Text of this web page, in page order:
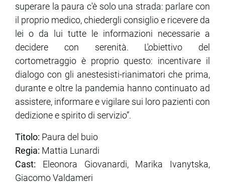
superare la paura c'è solo una strada: parlare con
il proprio medico, chiedergli consiglio e ricevere da
lei o da lui tutte le informazioni necessarie a
decidere con serenità. L'obiettivo del
cortometraggio è proprio questo: incentivare il
dialogo con gli anestesisti-rianimatori che prima,
durante e oltre la pandemia hanno continuato ad
assistere, informare e vigilare sui loro pazienti con
dedizione e spirito di servizio”.
Titolo: Paura del buio
Regia: Mattia Lunardi
Cast: Eleonora Giovanardi, Marika Ivanytska,
Giacomo Valdameri